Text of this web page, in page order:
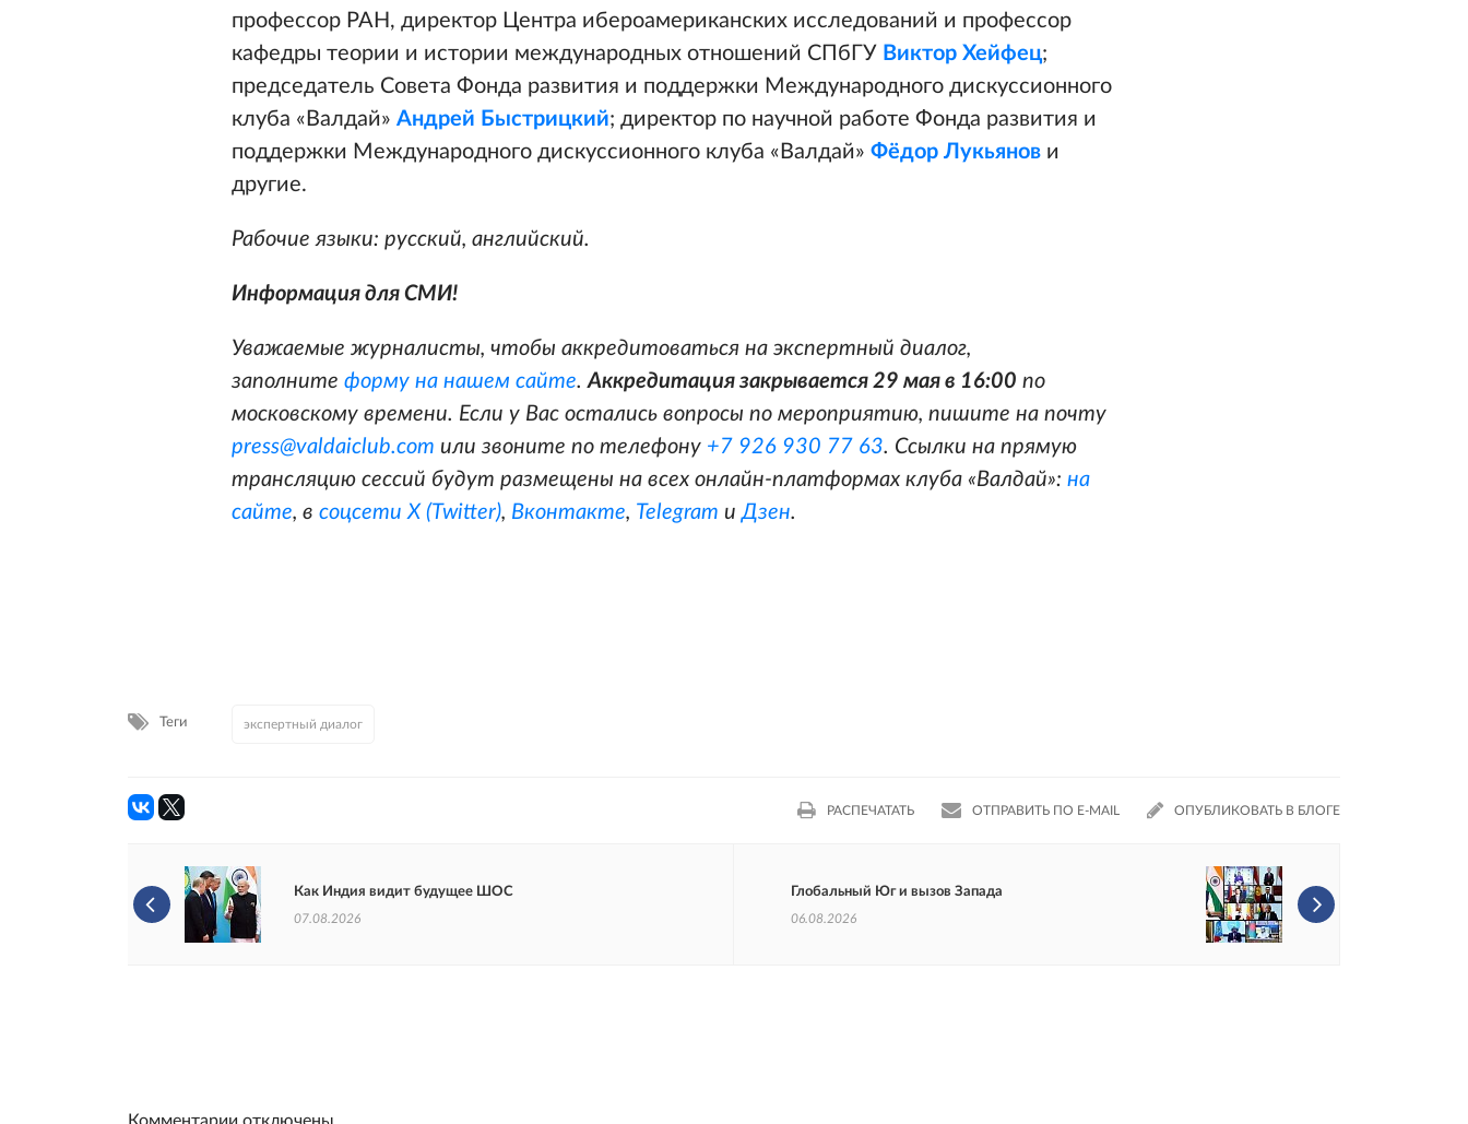
профессор РАН, директор Центра ибероамериканских исследований и профессор
кафедры теории и истории международных отношений СПбГУ Виктор Хейфец;
председатель Совета Фонда развития и поддержки Международного дискуссионного
клуба «Валдай» Андрей Быстрицкий; директор по научной работе Фонда развития и
поддержки Международного дискуссионного клуба «Валдай» Фёдор Лукьянов и
другие.
Рабочие языки: русский, английский.
Информация для СМИ!
Уважаемые журналисты, чтобы аккредитоваться на экспертный диалог,
заполните форму на нашем сайте.Аккредитация закрывается 29 мая в 16:00 по
московскому времени. Если у Вас остались вопросы по мероприятию, пишите на почту
press@valdaiclub.com или звоните по телефону +7 926 930 77 63. Ссылки на прямую
трансляцию сессий будут размещены на всех онлайн-платформах клуба «Валдай»: на
сайте, в соцсети X (Twitter), Вконтакте, Telegram иДзен.
Теги экспертный диалог
РАСПЕЧАТАТЬ ОТПРАВИТЬ ПО E-MAIL ОПУБЛИКОВАТЬ В БЛОГЕ
Как Индия видит будущее ШОС
07.08.2026
Глобальный Юг и вызов Запада
06.08.2026